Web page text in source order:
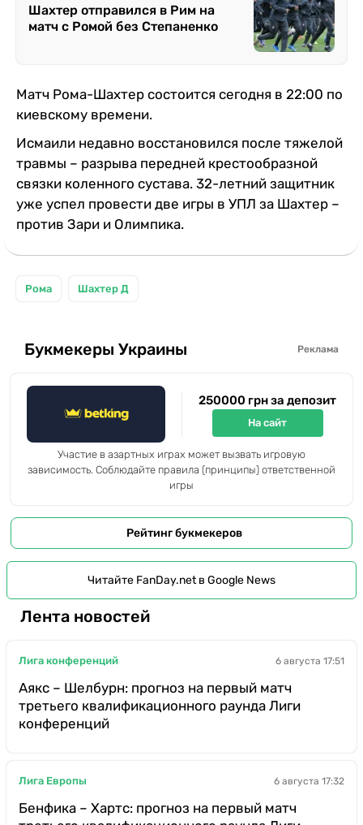
Шахтер отправился в Рим на
матч с Ромой без Степаненко
Матч Рома-Шахтер состоится сегодня в 22:00 по
киевскому времени.
Исмаили недавно восстановился после тяжелой
травмы – разрыва передней крестообразной
связки коленного сустава. 32-летний защитник
уже успел провести две игры в УПЛ за Шахтер –
против Зари и Олимпика.
Рома Шахтер Д
Букмекеры Украины Реклама
250000 грн за депозит
На сайт
Участие в азартных играх может вызвать игровую
зависимость. Соблюдайте правила (принципы) ответственной
игры
Рейтинг букмекеров
Читайте FanDay.net в Google News
Лента новостей
Лига конференций 6 августа 17:51
Аякс – Шелбурн: прогноз на первый матч
третьего квалификационного раунда Лиги
конференций
Лига Европы 6 августа 17:32
Бенфика – Хартс: прогноз на первый матч